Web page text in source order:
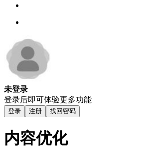
未登录
登录后即可体验更多功能
登录 注册 找回密码
内容优化